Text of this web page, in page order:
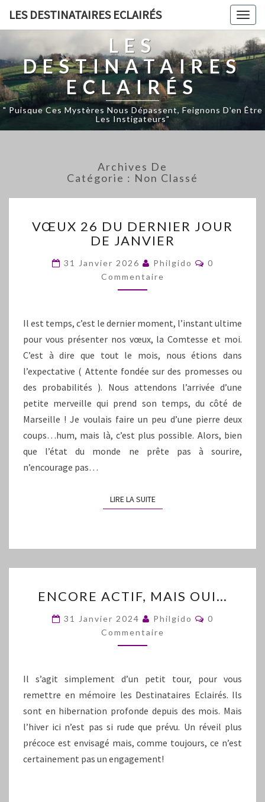
LES DESTINATAIRES ECLAIRÉS
LES
DESTINATAIRES
ECLAIRÉS
" Puisque Ces Mystères Nous Dépassent, Feignons D'en Être
Les Instigateurs"
Archives De
Catégorie : Non Classé
26
DU
JOUR
DE
JANVIER
VŒUX 26 DU DERNIER JOUR
DE JANVIER
31 Janvier 2026 Philgido
0
Commentaire
Il est temps, c’est le dernier moment, l’instant ultime
pour vous présenter nos vœux, la Comtesse et moi.
C’est à dire que tout le mois, nous étions dans
l’expectative ( Attente fondée sur des promesses ou
des probabilités ). Nous attendons l’arrivée d’une
petite merveille qui prend son temps, du côté de
Marseille ! Je voulais faire un peu d’une pierre deux
coups…hum, mais là, c’est plus possible. Alors, bien
que l’état du monde ne prête pas à sourire,
n’encourage pas…
LIRE LA SUITELIRE LA SUITE
ACTIF,
OUI…
ENCORE ACTIF, MAIS OUI…
31 Janvier 2024 Philgido
0
Commentaire
Il s’agit simplement d’un petit tour, pour vous
remettre en mémoire les Destinataires Eclairés. Ils
sont en hibernation profonde depuis des mois. Mais
l’hiver ici n’est pas si rude que prévu. Un réveil plus
précoce est envisagé mais, comme toujours, ce n’est
certainement pas un engagement!